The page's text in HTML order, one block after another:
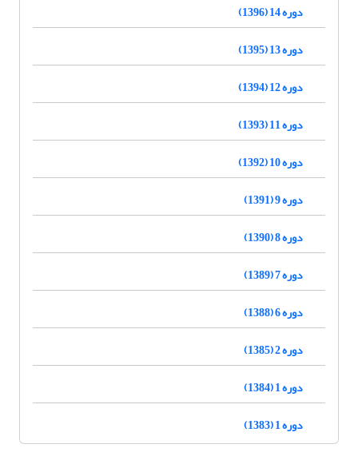
دوره 14 (1396)
دوره 13 (1395)
دوره 12 (1394)
دوره 11 (1393)
دوره 10 (1392)
دوره 9 (1391)
دوره 8 (1390)
دوره 7 (1389)
دوره 6 (1388)
دوره 2 (1385)
دوره 1 (1384)
دوره 1 (1383)